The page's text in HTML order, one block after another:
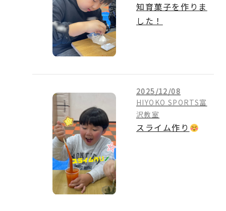
知育菓子を作りま
した！
2025/12/08
HIYOKO SPORTS富
沢教室
スライム作り